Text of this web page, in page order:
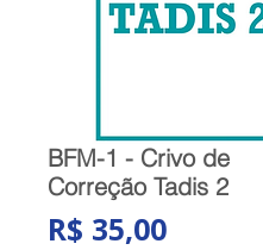
BFM-1 - Crivo de
Correção Tadis 2
R$ 35,00Preço